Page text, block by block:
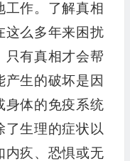
工作。了解真相
这么多年来困扰
只有真相才会帮
产生的破坏是因
身体的免疫系统
了生理的症状以
内疚、恐惧或无